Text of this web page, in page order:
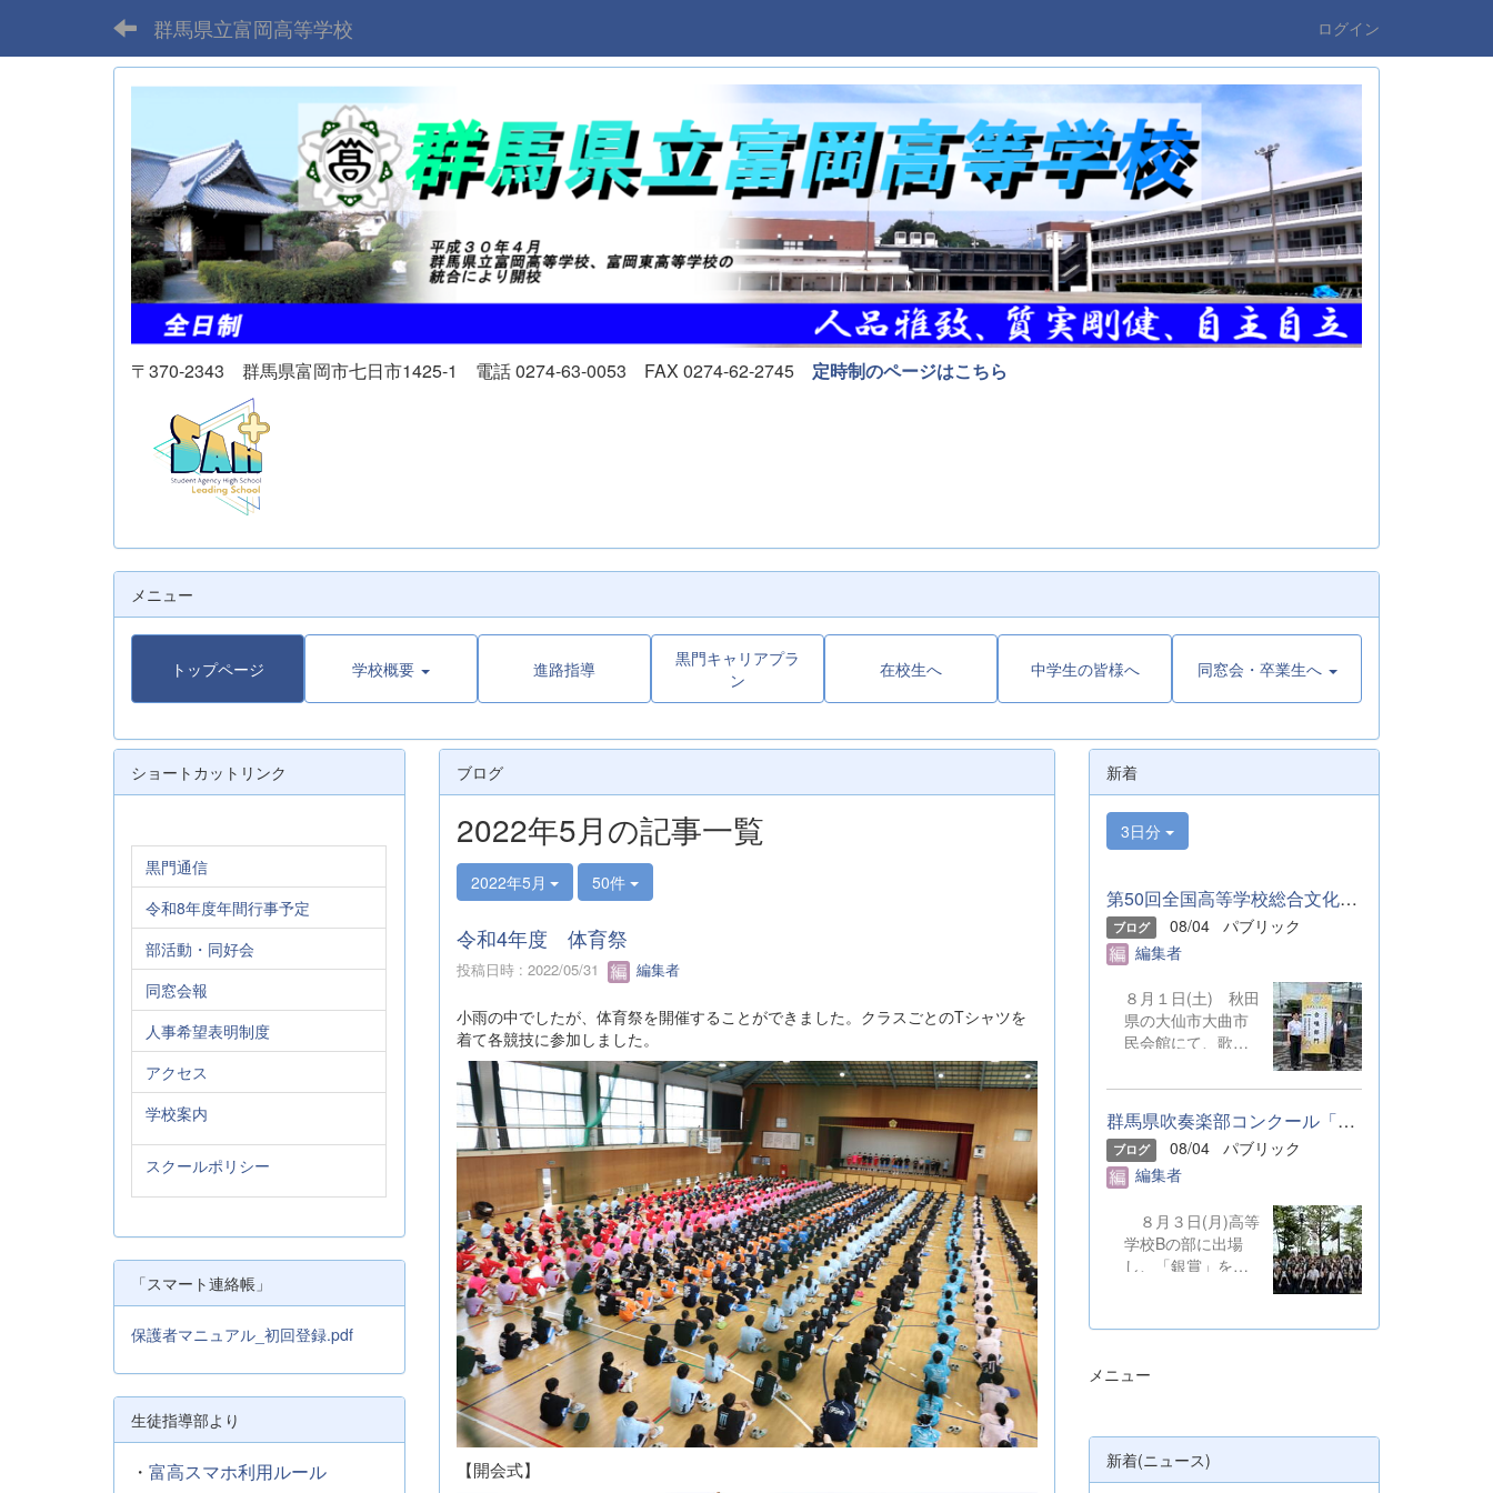
群馬県立富岡高等学校 ログイン
〒370-2343 群馬県富岡市七日市1425-1 電話 0274-63-0053 FAX 0274-62-2745 定時制のページはこちら
メニュー
トップページ 学校概要 進路指導
黒門キャリアプラ
ン
在校生へ 中学生の皆様へ 同窓会・卒業生へ
ブログ
2022年5月の記事一覧
2022年5月 50件
令和4年度 体育祭
投稿日時 : 2022/05/31 編集者
小雨の中でしたが、体育祭を開催することができました。クラスごとのTシャツを
着て各競技に参加しました。
【開会式】
ショートカットリンク
黒門通信
令和8年度年間行事予定
部活動・同好会
同窓会報
人事希望表明制度
アクセス
学校案内
スクールポリシー
「スマート連絡帳」
保護者マニュアル_初回登録.pdf
生徒指導部より
・ 富高スマホ利用ルール
新着
3日分
第50回全国高等学校総合文化祭「音楽部」のご報告
ブログ 08/04
パブリック
編集者
８月１日(土) 秋田
県の大仙市大曲市
民会館にて、歌声
本校からは音楽部
の代表２名が、群
馬県合同合唱団の
一員として参加し
ました。 &nbsp;
群馬県吹奏楽部コンクール「銀賞」受賞しました
ブログ 08/04
パブリック
編集者
８月３日(月)高等
学校Bの部に出場
し、「銀賞」を受
OGのご支援のも
してきました。ご
ざいました。 明
日から本校吹奏楽
部は、ソロやアン
メニュー
新着(ニュース)